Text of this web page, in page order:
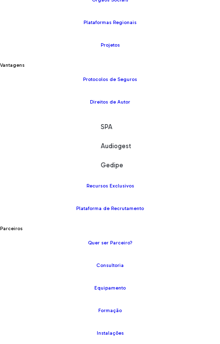
Plataformas Regionais
Projetos
Vantagens
Protocolos de Seguros
Direitos de Autor
SPA
Audiogest
Gedipe
Recursos Exclusivos
Plataforma de Recrutamento
Parceiros
Quer ser Parceiro?
Consultoria
Equipamento
Formação
Instalações